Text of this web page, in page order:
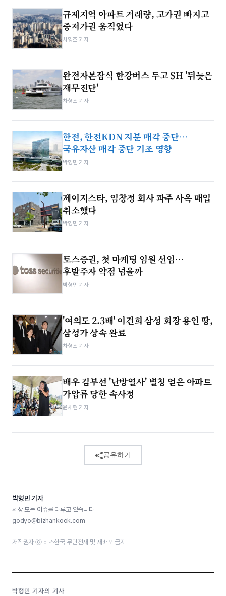
규제지역 아파트 거래량, 고가권 빠지고
중저가권 움직였다
차형조 기자
완전자본잠식 한강버스 두고 SH '뒤늦은
재무진단'
차형조 기자
한전, 한전KDN 지분 매각 중단…
국유자산 매각 중단 기조 영향
박형민 기자
제이지스타, 임창정 회사 파주 사옥 매입
취소했다
박형민 기자
토스증권, 첫 마케팅 임원 선임…
후발주자 약점 넘을까
박형민 기자
'여의도 2.3배' 이건희 삼성 회장 용인 땅,
삼성가 상속 완료
차형조 기자
배우 김부선 '난방열사' 별칭 얻은 아파트
가압류 당한 속사정
윤채현 기자
공유하기
박형민 기자
세상 모든 이슈를 다루고 있습니다
godyo@bizhankook.com
저작권자 ⓒ 비즈한국 무단전재 및 재배포 금지
박형민 기자의 기사